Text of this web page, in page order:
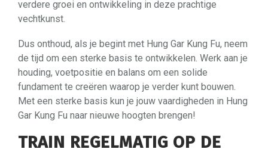
verdere groei en ontwikkeling in deze prachtige
vechtkunst.
Dus onthoud, als je begint met Hung Gar Kung Fu, neem
de tijd om een ​​sterke basis te ontwikkelen. Werk aan je
houding, voetpositie en balans om een ​​solide
fundament te creëren waarop je verder kunt bouwen.
Met een sterke basis kun je jouw vaardigheden in Hung
Gar Kung Fu naar nieuwe hoogten brengen!
TRAIN REGELMATIG OP DE